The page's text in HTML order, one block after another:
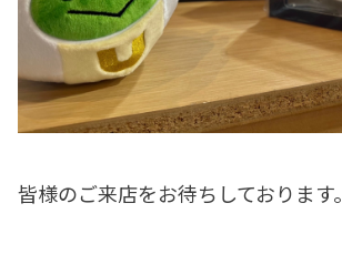
皆様のご来店をお待ちしております。